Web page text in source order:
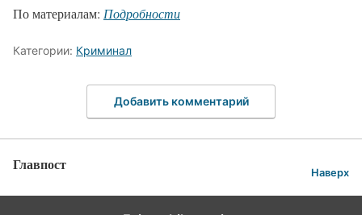
По материалам: Подробности
Категории: Криминал
Добавить комментарий
Главпост Наверх